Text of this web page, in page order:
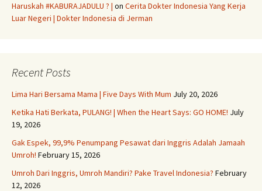
Haruskah #KABURAJADULU ? | on Cerita Dokter Indonesia Yang Kerja
Luar Negeri | Dokter Indonesia di Jerman
Recent Posts
Lima Hari Bersama Mama | Five Days With Mum July 20, 2026
Ketika Hati Berkata, PULANG! | When the Heart Says: GO HOME! July
19, 2026
Gak Espek, 99,9% Penumpang Pesawat dari Inggris Adalah Jamaah
Umroh! February 15, 2026
Umroh Dari Inggris, Umroh Mandiri? Pake Travel Indonesia? February
12, 2026